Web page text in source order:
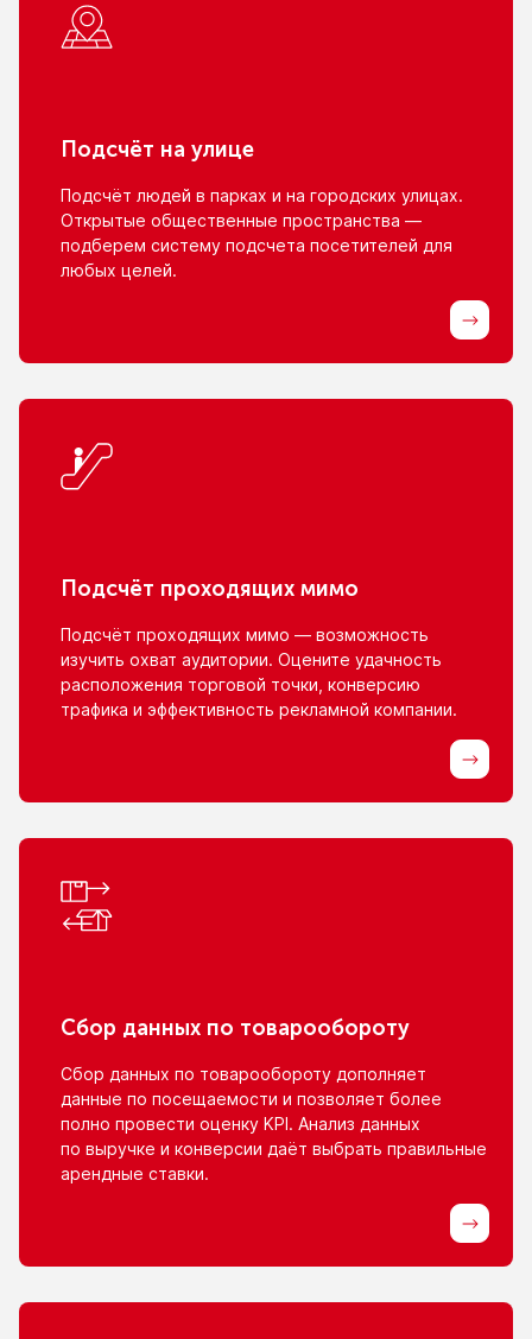
Подсчёт на улице
Подсчёт людей в парках и на городских улицах.
Открытые общественные пространства —
подберем систему подсчета посетителей для
любых целей.
Подсчёт проходящих мимо
Подсчёт проходящих мимо — возможность
изучить охват аудитории. Оцените удачность
расположения торговой точки, конверсию
трафика и эффективность рекламной компании.
Сбор данных по товарообороту
Сбор данных по товарообороту дополняет
данные по посещаемости и позволяет более
полно провести оценку KPI. Анализ данных
по выручке и конверсии даёт выбрать правильные
арендные ставки.